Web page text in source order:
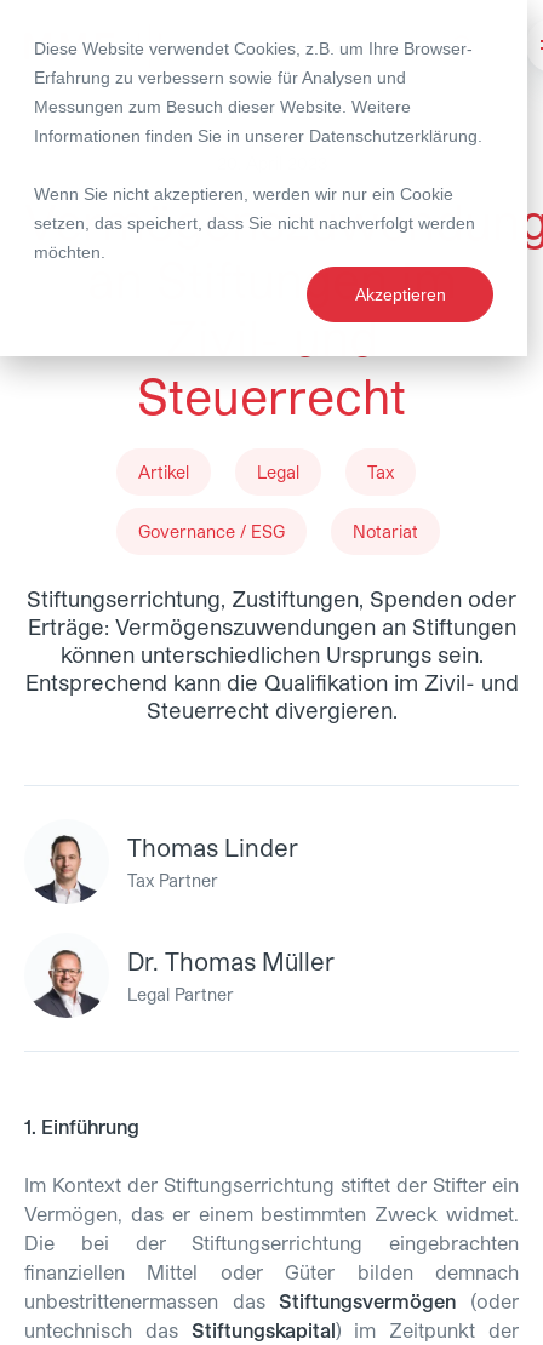
Diese Website verwendet Cookies, z.B. um Ihre Browser-
Erfahrung zu verbessern sowie für Analysen und
Messungen zum Besuch dieser Website. Weitere
Informationen finden Sie in unserer Datenschutzerklärung
Wenn Sie nicht akzeptieren, werden wir nur ein Cookie
setzen, das speichert, dass Sie nicht nachverfolgt werden
möchten.
Akzeptieren
Suche
an Stiftungen im
Zivil- und
Steuerrecht
Artikel Legal Tax
Governance / ESG Notariat
Stiftungserrichtung, Zustiftungen, Spenden oder
Erträge: Vermögenszuwendungen an Stiftungen
können unterschiedlichen Ursprungs sein.
Entsprechend kann die Qualifikation im Zivil- und
Steuerrecht divergieren.
Thomas Linder
Tax Partner
Dr. Thomas Müller
Legal Partner
1. Einführung
Im Kontext der Stiftungserrichtung stiftet der Stifter ein
Vermögen, das er einem bestimmten Zweck widmet.
Die bei der Stiftungserrichtung eingebrachten
finanziellen Mittel oder Güter bilden demnach
unbestrittenermassen dasStiftungsvermögen (oder
untechnisch das Stiftungskapital)
im Zeitpunkt der